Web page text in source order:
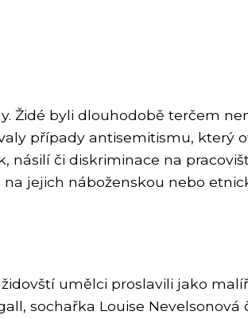
Židé byli dlouhodobě terčem
případy antisemitismu, který
násilí či diskriminace na
jejich náboženskou nebo
umělci proslavili jako
sochařka Louise